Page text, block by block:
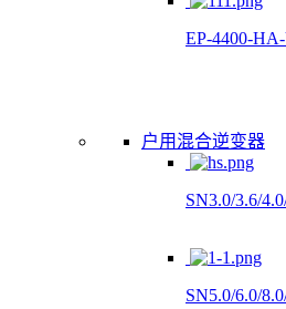
EP-4400-
户用混合逆变器
SN3.0/3.6/
SN5.0/6.0/